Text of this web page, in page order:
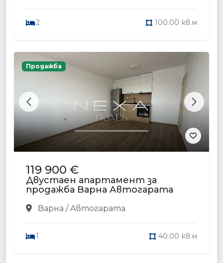
2 100.00 кв.м
Previous Next
Продажба
119 900 €
Двустаен апартамент за
продажба Варна Автогарата
Варна / Автогарата
1 40.00 кв.м